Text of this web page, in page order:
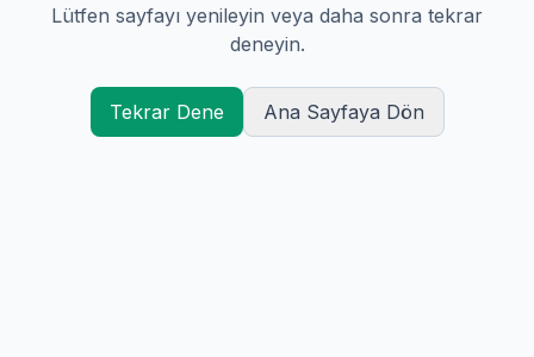
Lütfen sayfayı yenileyin veya daha sonra tekrar
deneyin.
Tekrar Dene Ana Sayfaya Dön